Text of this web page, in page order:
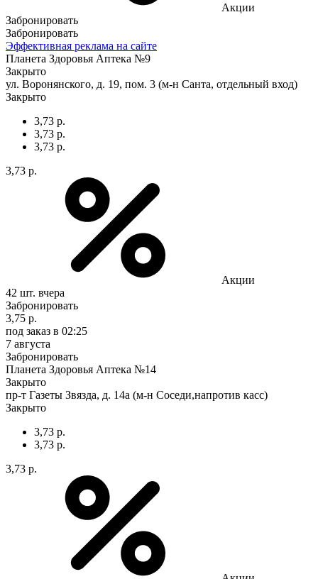
Акции
Забронировать
Забронировать
Эффективная реклама на сайте
Планета Здоровья Аптека №9
Закрыто
ул. Воронянского, д. 19, пом. 3 (м-н Санта, отдельный вход)
Закрыто
3,73 р.
3,73 р.
3,73 р.
3,73 р.
Акции
42 шт. вчера
Забронировать
3,75 р.
под заказ в 02:25
7 августа
Забронировать
Планета Здоровья Аптека №14
Закрыто
пр-т Газеты Звязда, д. 14а (м-н Соседи,напротив касс)
Закрыто
3,73 р.
3,73 р.
3,73 р.